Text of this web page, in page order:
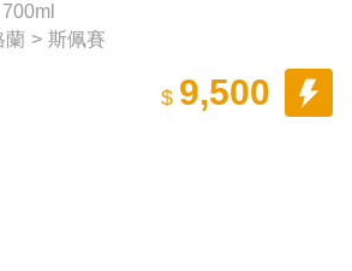
700ml
蘭 > 斯佩賽
$ 9,500